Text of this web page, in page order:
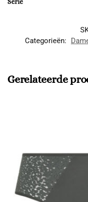
Categorieën:
Gerelateerde